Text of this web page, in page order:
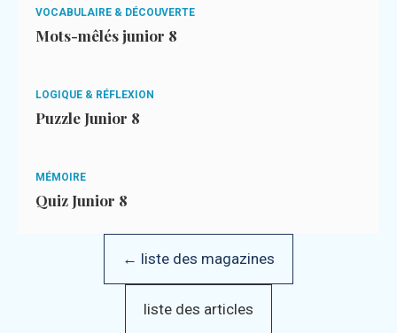
VOCABULAIRE & DÉCOUVERTE
Mots-mêlés junior 8
LOGIQUE & RÉFLEXION
Puzzle Junior 8
MÉMOIRE
Quiz Junior 8
← liste des magazines
liste des articles